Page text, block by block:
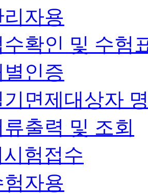
리자용
수확인 및 수험
별인증
기면제대상자
류출력 및 조회
험접수
험자용